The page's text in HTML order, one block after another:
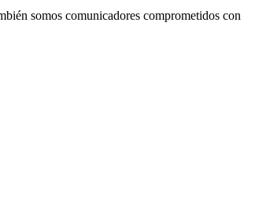
somos comunicadores comprometidos con